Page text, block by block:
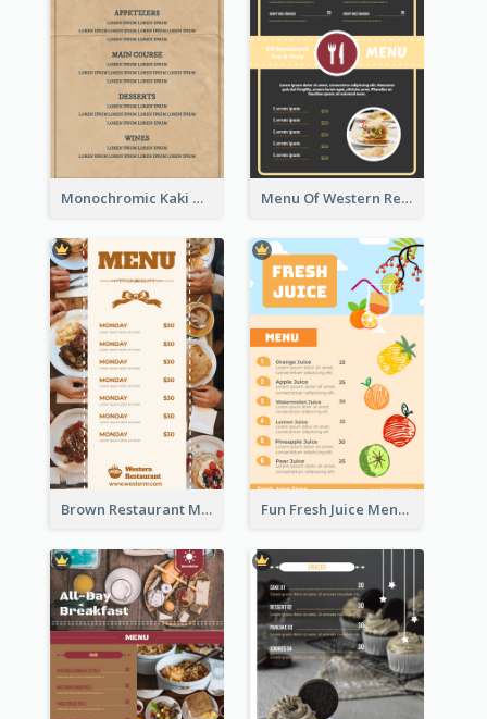
Monochromic Kaki Meal Design Inspiration Menu Of Western Restaurant In Simple Layout
Brown Restaurant Menu With Clear Information Fun Fresh Juice Menu With Graphics Of Fruit